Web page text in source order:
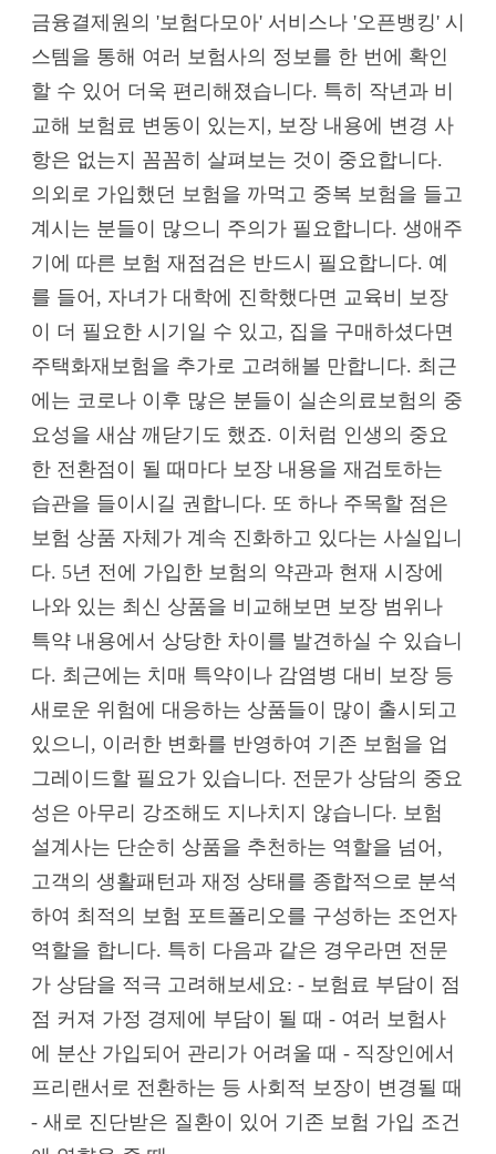
금융결제원의 '보험다모아' 서비스나 '오픈뱅킹' 시
스템을 통해 여러 보험사의 정보를 한 번에 확인
할 수 있어 더욱 편리해졌습니다. 특히 작년과 비
교해 보험료 변동이 있는지, 보장 내용에 변경 사
항은 없는지 꼼꼼히 살펴보는 것이 중요합니다.
의외로 가입했던 보험을 까먹고 중복 보험을 들고
계시는 분들이 많으니 주의가 필요합니다. 생애주
기에 따른 보험 재점검은 반드시 필요합니다. 예
를 들어, 자녀가 대학에 진학했다면 교육비 보장
이 더 필요한 시기일 수 있고, 집을 구매하셨다면
주택화재보험을 추가로 고려해볼 만합니다. 최근
에는 코로나 이후 많은 분들이 실손의료보험의 중
요성을 새삼 깨닫기도 했죠. 이처럼 인생의 중요
한 전환점이 될 때마다 보장 내용을 재검토하는
습관을 들이시길 권합니다. 또 하나 주목할 점은
보험 상품 자체가 계속 진화하고 있다는 사실입니
다. 5년 전에 가입한 보험의 약관과 현재 시장에
나와 있는 최신 상품을 비교해보면 보장 범위나
특약 내용에서 상당한 차이를 발견하실 수 있습니
다. 최근에는 치매 특약이나 감염병 대비 보장 등
새로운 위험에 대응하는 상품들이 많이 출시되고
있으니, 이러한 변화를 반영하여 기존 보험을 업
그레이드할 필요가 있습니다. 전문가 상담의 중요
성은 아무리 강조해도 지나치지 않습니다. 보험
설계사는 단순히 상품을 추천하는 역할을 넘어,
고객의 생활패턴과 재정 상태를 종합적으로 분석
하여 최적의 보험 포트폴리오를 구성하는 조언자
역할을 합니다. 특히 다음과 같은 경우라면 전문
가 상담을 적극 고려해보세요: - 보험료 부담이 점
점 커져 가정 경제에 부담이 될 때 - 여러 보험사
에 분산 가입되어 관리가 어려울 때 - 직장인에서
프리랜서로 전환하는 등 사회적 보장이 변경될 때
- 새로 진단받은 질환이 있어 기존 보험 가입 조건